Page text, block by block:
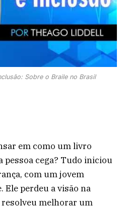
Sobre o Braile no Brasil
em como um livro
pessoa cega? Tudo iniciou
com um jovem
Ele perdeu a visão na
resolveu melhorar um